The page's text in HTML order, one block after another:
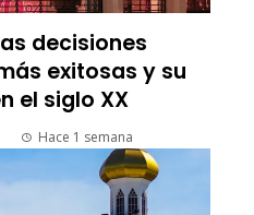
decisiones
exitosas y su
el siglo XX
Hace 1 semana